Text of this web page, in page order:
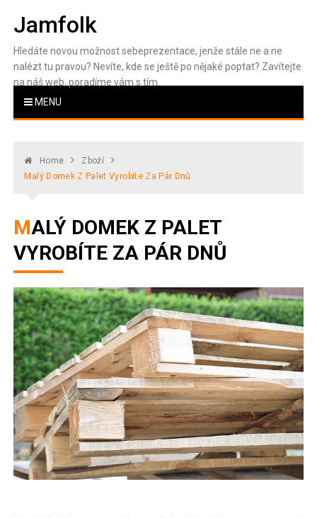
Jamfolk
Hledáte novou možnost sebeprezentace, jenže stále ne a ne
nalézt tu pravou? Nevíte, kde se ještě po nějaké poptat? Zavítejte
na náš web, poradíme vám s tím.
MENU
Home
Zboží
Malý Domek Z Palet Vyrobíte Za Pár Dnů
MALÝ DOMEK Z PALET
VYROBÍTE ZA PÁR DNŮ